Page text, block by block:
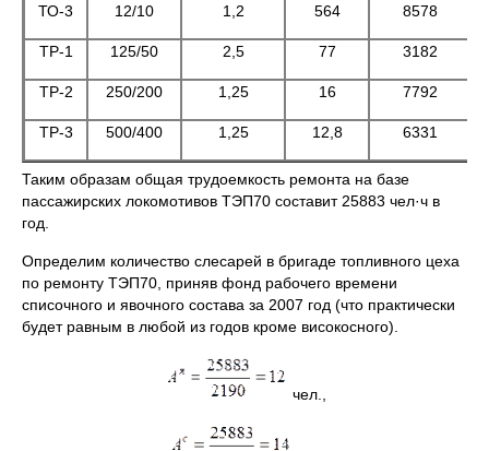
ТО-3 12/10 1,2 564 8578
ТР-1 125/50 2,5 77 3182
ТР-2 250/200 1,25 16 7792
ТР-3 500/400 1,25 12,8 6331
Таким образам общая трудоемкость ремонта на базе
пассажирских локомотивов ТЭП70 составит 25883 чел·ч в
год.
Определим количество слесарей в бригаде топливного цеха
по ремонту ТЭП70, приняв фонд рабочего времени
списочного и явочного состава за 2007 год (что практически
будет равным в любой из годов кроме високосного).
чел.,